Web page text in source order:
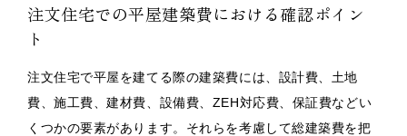
注文住宅での平屋建築費における確認ポイン
ト
注文住宅で平屋を建てる際の建築費には、設計費、土地
費、施工費、建材費、設備費、ZEH対応費、保証費などい
くつかの要素があります。それらを考慮して総建築費を把